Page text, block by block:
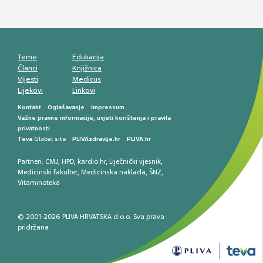
Teme
Članci
Vijesti
Lijekovi
Edukacija
Knjižnica
Medicus
Linkovi
Kontakt Oglašavanje
Impressum
Važne pravne informacije, uvjeti korištenja i pravila
privatnosti
Teva Global site PLIVAzdravlje.hr PLIVA.hr
Partneri: CMJ, HPD, kardio.hr, Liječnički vjesnik,
Medicinski fakultet, Medicinska naklada, ŠNZ,
Vitaminoteka
© 2001-2026 PLIVA HRVATSKA d.o.o. Sva prava
pridržana